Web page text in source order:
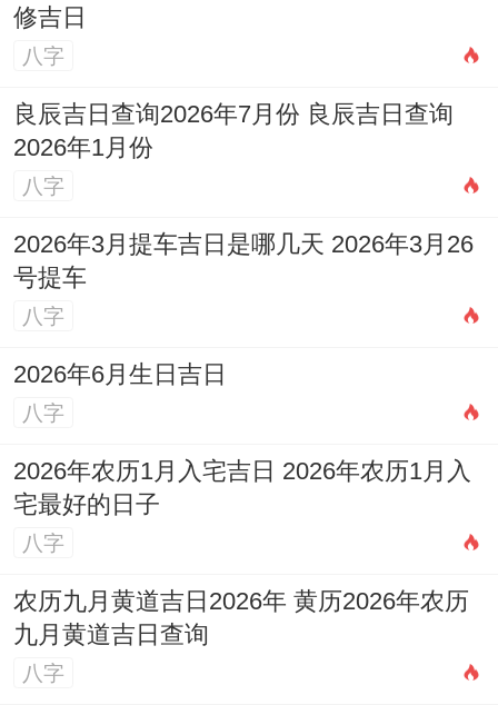
修吉日
八字
良辰吉日查询2026年7月份 良辰吉日查询
2026年1月份
八字
2026年3月提车吉日是哪几天 2026年3月26
号提车
八字
2026年6月生日吉日
八字
2026年农历1月入宅吉日 2026年农历1月入
宅最好的日子
八字
农历九月黄道吉日2026年 黄历2026年农历
九月黄道吉日查询
八字